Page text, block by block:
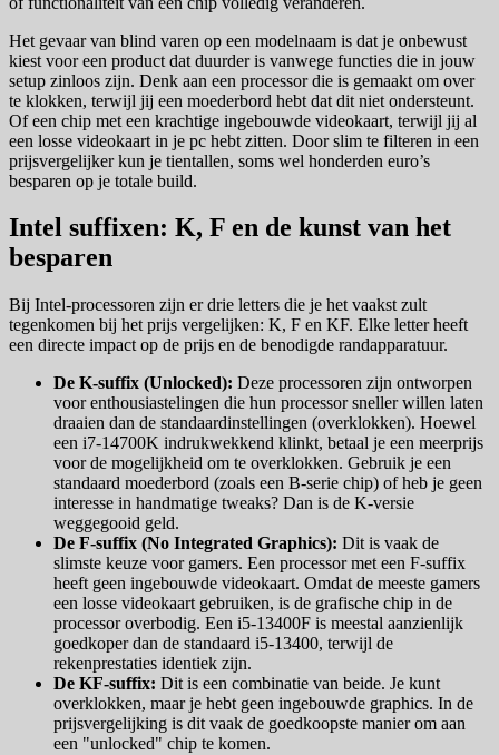
Het gevaar van blind varen op een modelnaam is dat je onbewust
kiest voor een product dat duurder is vanwege functies die in jouw
setup zinloos zijn. Denk aan een processor die is gemaakt om over
te klokken, terwijl jij een moederbord hebt dat dit niet ondersteunt.
Of een chip met een krachtige ingebouwde videokaart, terwijl jij al
een losse videokaart in je pc hebt zitten. Door slim te filteren in een
prijsvergelijker kun je tientallen, soms wel honderden euro’s
besparen op je totale build.
Intel suffixen: K, F en de kunst van het
besparen
Bij Intel-processoren zijn er drie letters die je het vaakst zult
tegenkomen bij het prijs vergelijken: K, F en KF. Elke letter heeft
een directe impact op de prijs en de benodigde randapparatuur.
De K-suffix (Unlocked): Deze processoren zijn ontworpen
voor enthousiastelingen die hun processor sneller willen laten
draaien dan de standaardinstellingen (overklokken). Hoewel
een i7-14700K indrukwekkend klinkt, betaal je een meerprijs
voor de mogelijkheid om te overklokken. Gebruik je een
standaard moederbord (zoals een B-serie chip) of heb je geen
interesse in handmatige tweaks? Dan is de K-versie
weggegooid geld.
De F-suffix (No Integrated Graphics): Dit is vaak de
slimste keuze voor gamers. Een processor met een F-suffix
heeft geen ingebouwde videokaart. Omdat de meeste gamers
een losse videokaart gebruiken, is de grafische chip in de
processor overbodig. Een i5-13400F is meestal aanzienlijk
goedkoper dan de standaard i5-13400, terwijl de
rekenprestaties identiek zijn.
De KF-suffix: Dit is een combinatie van beide. Je kunt
overklokken, maar je hebt geen ingebouwde graphics. In de
prijsvergelijking is dit vaak de goedkoopste manier om aan
een "unlocked" chip te komen.